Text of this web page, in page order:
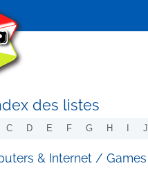
des listes
C D E F G H J
& Internet / Games